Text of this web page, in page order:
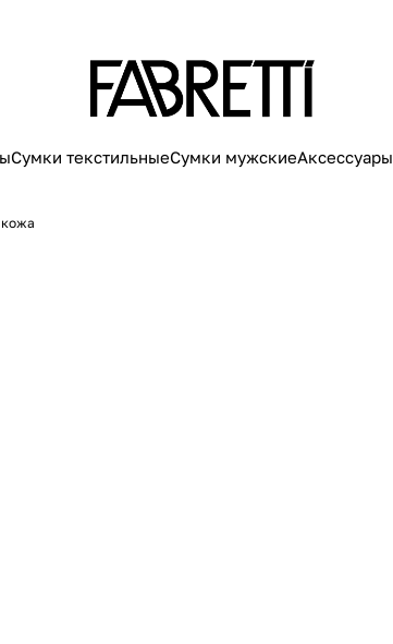
Сумки текстильныеСумки мужскиеАксессуары
кожа